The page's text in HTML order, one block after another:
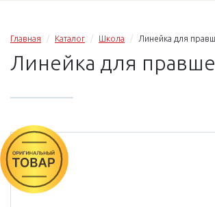
Главная Каталог Школа Линейка для
Линейка для